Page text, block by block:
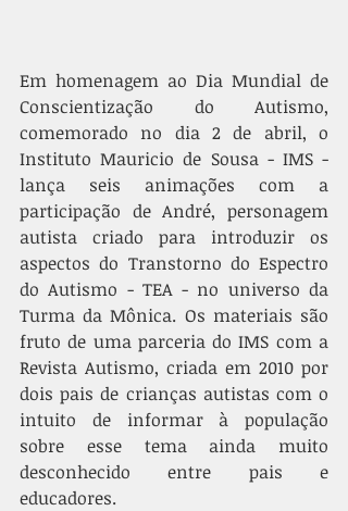
Em homenagem ao Dia Mundial de
Conscientização do Autismo,
comemorado no dia 2 de abril, o
Instituto Mauricio de Sousa - IMS -
lança seis animações com a
participação de André, personagem
autista criado para introduzir os
aspectos do Transtorno do Espectro
do Autismo - TEA - no universo da
Turma da Mônica. Os materiais são
fruto de uma parceria do IMS com a
Revista Autismo, criada em 2010 por
dois pais de crianças autistas com o
intuito de informar à população
sobre esse tema ainda muito
desconhecido entre pais e
educadores.